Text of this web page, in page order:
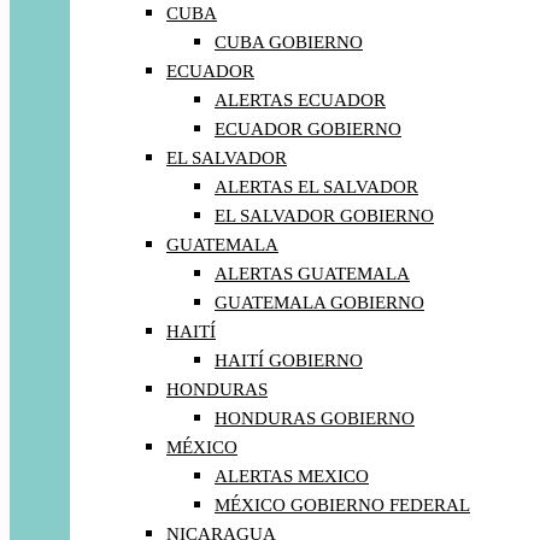
CUBA
CUBA GOBIERNO
ECUADOR
ALERTAS ECUADOR
ECUADOR GOBIERNO
EL SALVADOR
ALERTAS EL SALVADOR
EL SALVADOR GOBIERNO
GUATEMALA
ALERTAS GUATEMALA
GUATEMALA GOBIERNO
HAITÍ
HAITÍ GOBIERNO
HONDURAS
HONDURAS GOBIERNO
MÉXICO
ALERTAS MEXICO
MÉXICO GOBIERNO FEDERAL
NICARAGUA